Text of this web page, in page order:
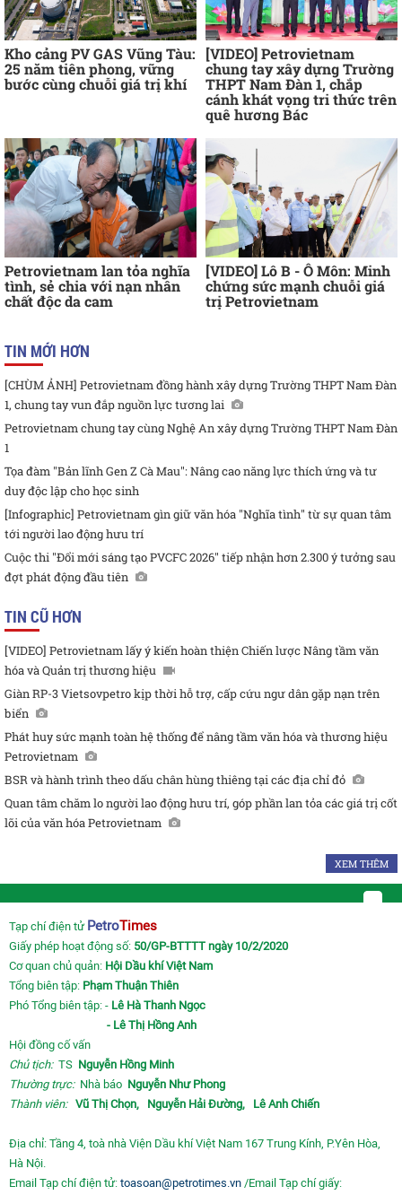
Kho cảng PV GAS Vũng Tàu:
25 năm tiên phong, vững
bước cùng chuỗi giá trị khí
[VIDEO] Petrovietnam
chung tay xây dựng Trường
THPT Nam Đàn 1, chắp
cánh khát vọng tri thức trên
quê hương Bác
Petrovietnam lan tỏa nghĩa
tình, sẻ chia với nạn nhân
chất độc da cam
[VIDEO] Lô B - Ô Môn: Minh
chứng sức mạnh chuỗi giá
trị Petrovietnam
TIN MỚI HƠN
[CHÙM ẢNH] Petrovietnam đồng hành xây dựng Trường THPT Nam Đàn
1, chung tay vun đắp nguồn lực tương lai
Petrovietnam chung tay cùng Nghệ An xây dựng Trường THPT Nam Đàn
1
Tọa đàm "Bản lĩnh Gen Z Cà Mau": Nâng cao năng lực thích ứng và tư
duy độc lập cho học sinh
[Infographic] Petrovietnam gìn giữ văn hóa "Nghĩa tình" từ sự quan tâm
tới người lao động hưu trí
Cuộc thi "Đổi mới sáng tạo PVCFC 2026" tiếp nhận hơn 2.300 ý tưởng sau
đợt phát động đầu tiên
TIN CŨ HƠN
[VIDEO] Petrovietnam lấy ý kiến hoàn thiện Chiến lược Nâng tầm văn
hóa và Quản trị thương hiệu
Giàn RP-3 Vietsovpetro kịp thời hỗ trợ, cấp cứu ngư dân gặp nạn trên
biển
Phát huy sức mạnh toàn hệ thống để nâng tầm văn hóa và thương hiệu
Petrovietnam
BSR và hành trình theo dấu chân hùng thiêng tại các địa chỉ đỏ
Quan tâm chăm lo người lao động hưu trí, góp phần lan tỏa các giá trị cốt
lõi của văn hóa Petrovietnam
XEM THÊM
Tạp chí điện tử PetroTimes
Giấy phép hoạt động số: 50/GP-BTTTT ngày 10/2/2020
Cơ quan chủ quản: Hội Dầu khí Việt Nam
Tổng biên tập: Phạm Thuận Thiên
Phó Tổng biên tập: - Lê Hà Thanh Ngọc
- Lê Thị Hồng Anh
Hội đồng cố vấn
Chủ tịch:TS Nguyễn Hồng Minh
Thường trực: Nhà báo Nguyễn Như Phong
Thành viên: Vũ Thị Chọn, Nguyễn Hải Đường, Lê Anh Chiến
Địa chỉ: Tầng 4, toà nhà Viện Dầu khí Việt Nam 167 Trung Kính, P.Yên Hòa,
Hà Nội.
Email Tạp chí điện tử: toasoan@petrotimes.vn /Email Tạp chí giấy: